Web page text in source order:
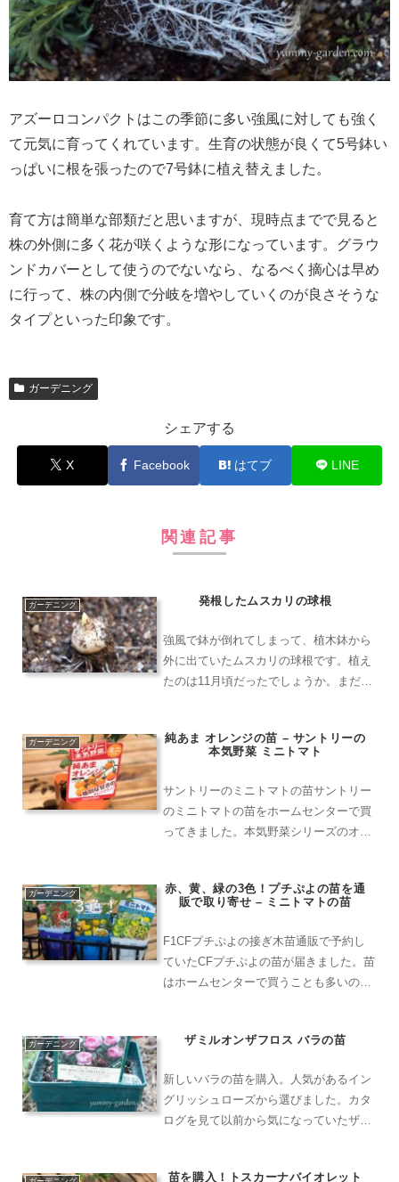
アズーロコンパクトはこの季節に多い強風に対しても強く
て元気に育ってくれています。生育の状態が良くて5号鉢い
っぱいに根を張ったので7号鉢に植え替えました。
育て方は簡単な部類だと思いますが、現時点までで見ると
株の外側に多く花が咲くような形になっています。グラウ
ンドカバーとして使うのでないなら、なるべく摘心は早め
に行って、株の内側で分岐を増やしていくのが良さそうな
タイプといった印象です。
ガーデニング
シェアする
X Facebook はてブ LINE
関連記事
ガーデニング 発根したムスカリの球根
強風で鉢が倒れてしまって、植木鉢から
外に出ていたムスカリの球根です。植え
たのは11月頃だったでしょうか。まだ土
うです。丈夫なので育て方も難しくはな
ガーデニング
純あま オレンジの苗 – サントリーの
本気野菜 ミニトマト
サントリーのミニトマトの苗サントリー
のミニトマトの苗をホームセンターで買
ってきました。本気野菜シリーズのオレ
から20gほどのサイズの実が付くよう
ガーデニング
赤、黄、緑の3色！プチぷよの苗を通
販で取り寄せ – ミニトマトの苗
F1CFプチぷよの接ぎ木苗通販で予約し
ていたCFプチぷよの苗が届きました。苗
はホームセンターで買うことも多いので
加えて緑色があるということで面白そう
ガーデニング ザミルオンザフロス バラの苗
新しいバラの苗を購入。人気があるイン
グリッシュローズから選びました。カタ
ログを見て以前から気になっていたザ・
苗を購入！トスカーナバイオレット